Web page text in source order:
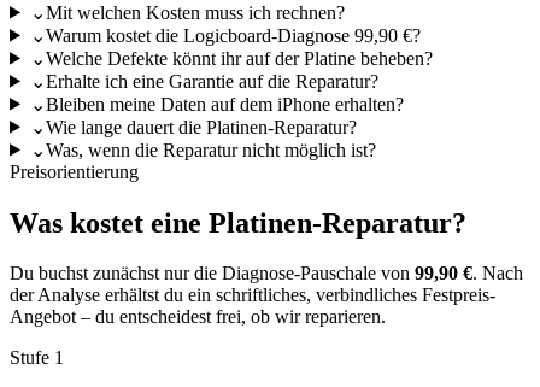
⌄Mit welchen Kosten muss ich rechnen?
⌄Warum kostet die Logicboard-Diagnose 99,90 €?
⌄Welche Defekte könnt ihr auf der Platine beheben?
⌄Erhalte ich eine Garantie auf die Reparatur?
⌄Bleiben meine Daten auf dem iPhone erhalten?
⌄Wie lange dauert die Platinen-Reparatur?
⌄Was, wenn die Reparatur nicht möglich ist?
Preisorientierung
Was kostet eine Platinen-Reparatur?
Du buchst zunächst nur die Diagnose-Pauschale von 99,90 €. Nach
der Analyse erhältst du ein schriftliches, verbindliches Festpreis-
Angebot – du entscheidest frei, ob wir reparieren.
Stufe 1